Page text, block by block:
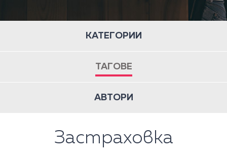
КАТЕГОРИИ
ТАГОВЕ
АВТОРИ
Застраховка